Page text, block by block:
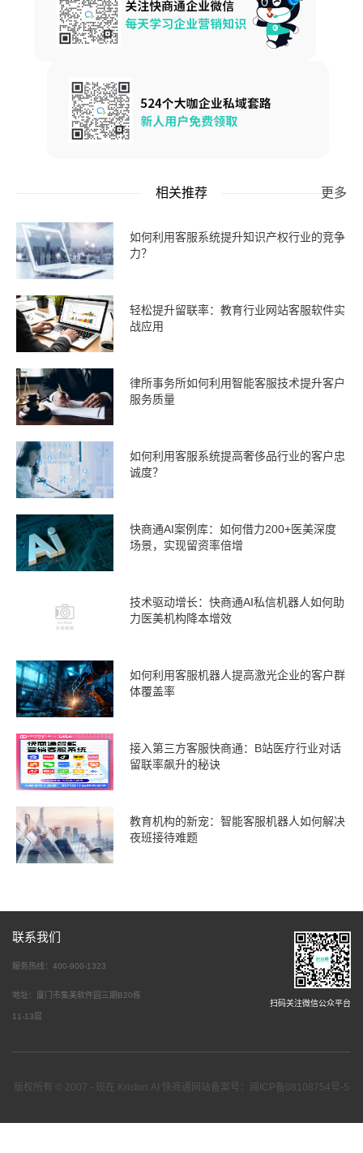
相关推荐 更多
如何利用客服系统提升知识产权行业的竞争
力？
轻松提升留联率：教育行业网站客服软件实
战应用
律所事务所如何利用智能客服技术提升客户
服务质量
如何利用客服系统提高奢侈品行业的客户忠
诚度？
快商通AI案例库：如何借力200+医美深度
场景，实现留资率倍增
技术驱动增长：快商通AI私信机器人如何助
力医美机构降本增效
如何利用客服机器人提高激光企业的客户群
体覆盖率
接入第三方客服快商通：B站医疗行业对话
留联率飙升的秘诀
教育机构的新宠：智能客服机器人如何解决
夜班接待难题
联系我们
服务热线：400-900-1323
地址：厦门市集美软件园三期B20栋
11-13层
扫码关注微信公众平台
版权所有 © 2007 - 现在 Kriston.AI 快商通网站备案号：闽ICP备08108754号-5